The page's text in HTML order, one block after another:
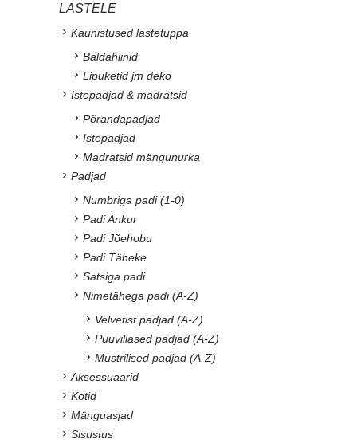
LASTELE
Kaunistused lastetuppa
Baldahiinid
Lipuketid jm deko
Istepadjad & madratsid
Põrandapadjad
Istepadjad
Madratsid mängunurka
Padjad
Numbriga padi (1-0)
Padi Ankur
Padi Jõehobu
Padi Täheke
Satsiga padi
Nimetähega padi (A-Z)
Velvetist padjad (A-Z)
Puuvillased padjad (A-Z)
Mustrilised padjad (A-Z)
Aksessuaarid
Kotid
Mänguasjad
Sisustus